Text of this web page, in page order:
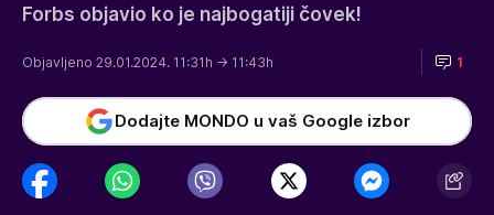
Forbs objavio ko je najbogatiji čovek!
Objavljeno 29.01.2024. 11:31h → 11:43h 1
Dodajte MONDO u vaš Google izbor